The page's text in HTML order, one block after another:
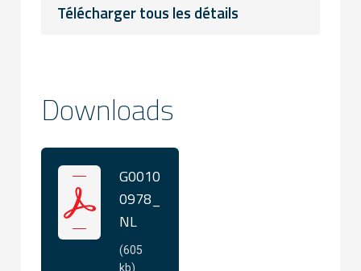
Télécharger tous les détails
Downloads
G0010
0978_
NL
(605
kb)